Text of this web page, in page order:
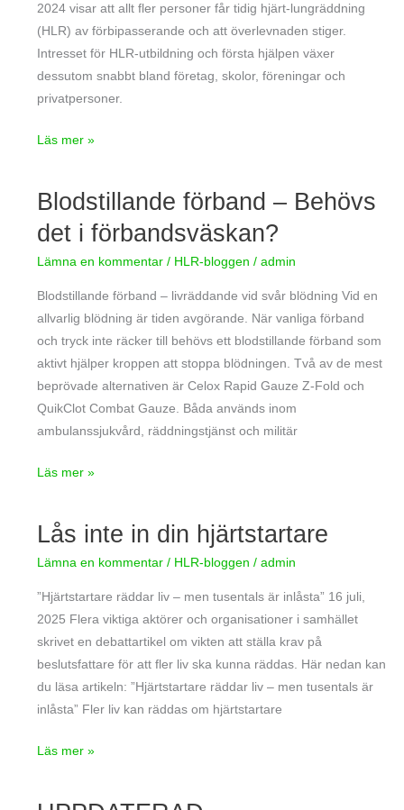
2024 visar att allt fler personer får tidig hjärt-lungräddning
(HLR) av förbipasserande och att överlevnaden stiger.
Intresset för HLR-utbildning och första hjälpen växer
dessutom snabbt bland företag, skolor, föreningar och
privatpersoner.
Läs mer »
Blodstillande förband – Behövs
det i förbandsväskan?
Lämna en kommentar / HLR-bloggen / admin
Blodstillande förband – livräddande vid svår blödning Vid en
allvarlig blödning är tiden avgörande. När vanliga förband
och tryck inte räcker till behövs ett blodstillande förband som
aktivt hjälper kroppen att stoppa blödningen. Två av de mest
beprövade alternativen är Celox Rapid Gauze Z-Fold och
QuikClot Combat Gauze. Båda används inom
ambulanssjukvård, räddningstjänst och militär
Blodstillande
–
Behövs
Läs mer »
Lås inte in din hjärtstartare
Lämna en kommentar / HLR-bloggen / admin
”Hjärtstartare räddar liv – men tusentals är inlåsta” 16 juli,
2025 Flera viktiga aktörer och organisationer i samhället
skrivet en debattartikel om vikten att ställa krav på
beslutsfattare för att fler liv ska kunna räddas. Här nedan kan
du läsa artikeln: ”Hjärtstartare räddar liv – men tusentals är
inlåsta” Fler liv kan räddas om hjärtstartare
Lås
din
hjärtstartare
Läs mer »
UPPDATERAD